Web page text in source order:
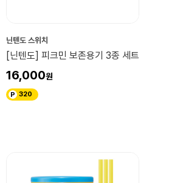
닌텐도 스위치
[닌텐도] 피크민 보존용기 3종 세트
16,000
320